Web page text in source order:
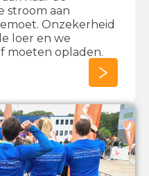
stroom aan
Onzekerheid
loer en we
moeten opladen.